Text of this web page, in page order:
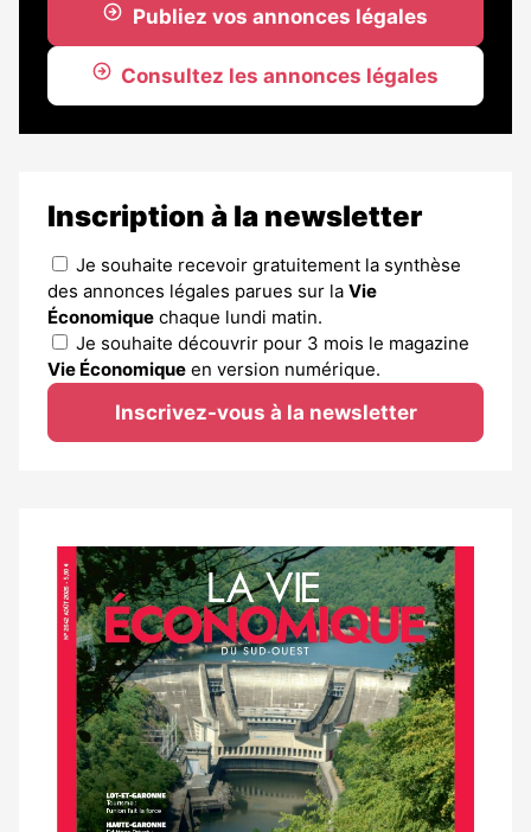
Publiez vos annonces légales
Consultez les annonces légales
Inscription à la newsletter
Je souhaite recevoir gratuitement la synthèse
des annonces légales parues sur la Vie
Économique chaque lundi matin.
Je souhaite découvrir pour 3 mois le magazine
Vie Économique en version numérique.
Inscrivez-vous à la newsletter
Notre
dernier
magazine